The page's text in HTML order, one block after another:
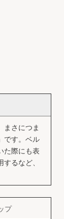
まさにつま
です。ベル
た際にも表
るなど、
プ